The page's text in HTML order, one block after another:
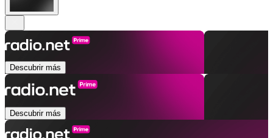
Descubrir más
Descubrir más